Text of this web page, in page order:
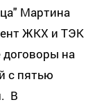
Мартина
ЖКХ и ТЭК
на
с пятью
В